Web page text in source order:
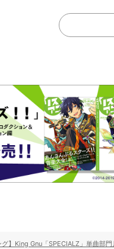
グ】King Gnu「SPECIALZ」単曲部